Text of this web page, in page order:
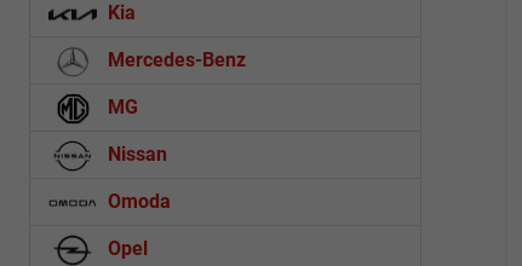
Kia
Mercedes-Benz
MG
Nissan
Omoda
Opel